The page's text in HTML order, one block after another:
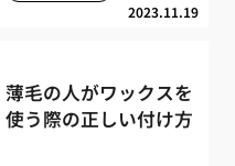
2023.11.19
薄毛の人がワックスを
使う際の正しい付け方